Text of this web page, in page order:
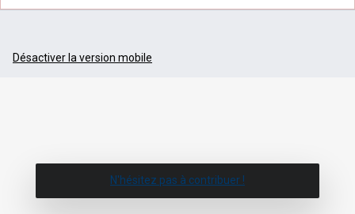
Désactiver la version mobile
N'hésitez pas à contribuer !